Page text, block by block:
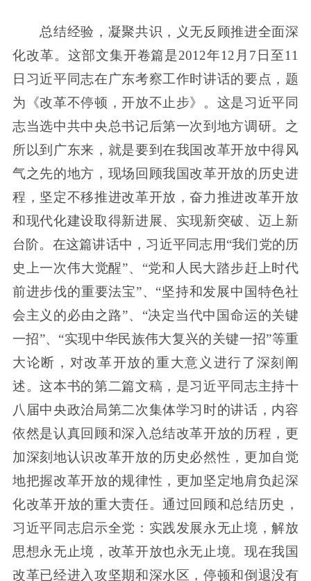
总结经验，凝聚共识，义无反顾推进全面深
化改革。这部文集开卷篇是2012年12月7日至11
日习近平同志在广东考察工作时讲话的要点，题
为《改革不停顿，开放不止步》。这是习近平同
志当选中共中央总书记后第一次到地方调研。之
所以到广东来，就是要到在我国改革开放中得风
气之先的地方，现场回顾我国改革开放的历史进
程，坚定不移推进改革开放，奋力推进改革开放
和现代化建设取得新进展、实现新突破、迈上新
台阶。在这篇讲话中，习近平同志用“我们党的历
史上一次伟大觉醒”、“党和人民大踏步赶上时代
前进步伐的重要法宝”、“坚持和发展中国特色社
会主义的必由之路”、“决定当代中国命运的关键
一招”、“实现中华民族伟大复兴的关键一招”等重
大论断，对改革开放的重大意义进行了深刻阐
述。这本书的第二篇文稿，是习近平同志主持十
八届中央政治局第二次集体学习时的讲话，内容
依然是认真回顾和深入总结改革开放的历程，更
加深刻地认识改革开放的历史必然性，更加自觉
地把握改革开放的规律性，更加坚定地肩负起深
化改革开放的重大责任。通过回顾和总结历史，
习近平同志启示全党：实践发展永无止境，解放
思想永无止境，改革开放也永无止境。现在我国
改革已经进入攻坚期和深水区，停顿和倒退没有